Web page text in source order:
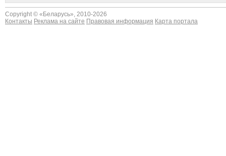
Copyright © « Беларусь», 2010-2026
Контакты Реклама на сайте Правовая информация Карта портала